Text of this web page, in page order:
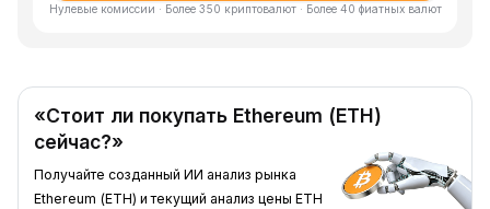
Нулевые комиссии · Более 350 криптовалют · Более 40 фиатных валют
«Стоит ли покупать Ethereum (ETH)
сейчас?»
Получайте созданный ИИ анализ рынка
Ethereum (ETH) и текущий анализ цены ETH